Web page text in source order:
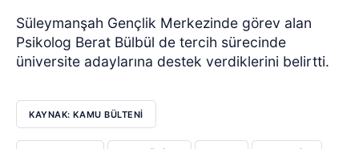
Süleymanşah Gençlik Merkezinde görev alan
Psikolog Berat Bülbül de tercih sürecinde
üniversite adaylarına destek verdiklerini belirtti.
KAYNAK: KAMU BÜLTENİ